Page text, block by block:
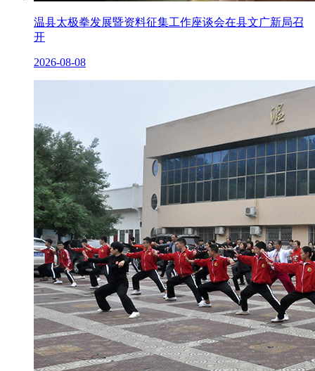
温县太极拳发展暨资料征集工作座谈会在县文广新局召
开
2026-08-08